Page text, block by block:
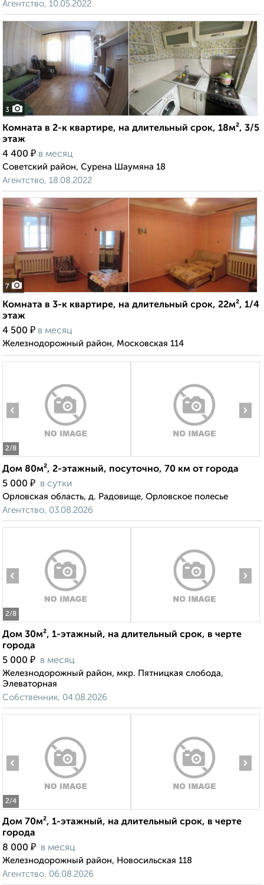
Агентство, 10.05.2022
3
Комната в 2-к квартире, на длительный срок, 18м², 3/5
этаж
4 400 ₽ в месяц
Советский район, Сурена Шаумяна 18
Агентство, 18.08.2022
7
Комната в 3-к квартире, на длительный срок, 22м², 1/4
этаж
4 500 ₽ в месяц
Железнодорожный район, Московская 114
2/8
‹ ›
Дом 80м², 2-этажный, посуточно, 70 км от города
5 000 ₽ в сутки
Орловская область, д. Радовище, Орловское полесье
Агентство, 03.08.2026
2/8
‹ ›
Дом 30м², 1-этажный, на длительный срок, в черте
города
5 000 ₽ в месяц
Железнодорожный район, мкр. Пятницкая слобода,
Элеваторная
Собственник, 04.08.2026
2/4
‹ ›
Дом 70м², 1-этажный, на длительный срок, в черте
города
8 000 ₽ в месяц
Железнодорожный район, Новосильская 118
Агентство, 06.08.2026